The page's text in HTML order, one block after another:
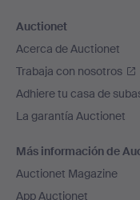
Auctionet
Acerca de Auctionet
Trabaja con nosotros
Adhiere tu casa de
La garantía Auctionet
Más información de
Auctionet Magazine
App Auctionet